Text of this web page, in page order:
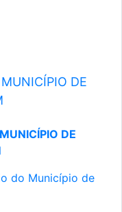
DE
DE
do Município de